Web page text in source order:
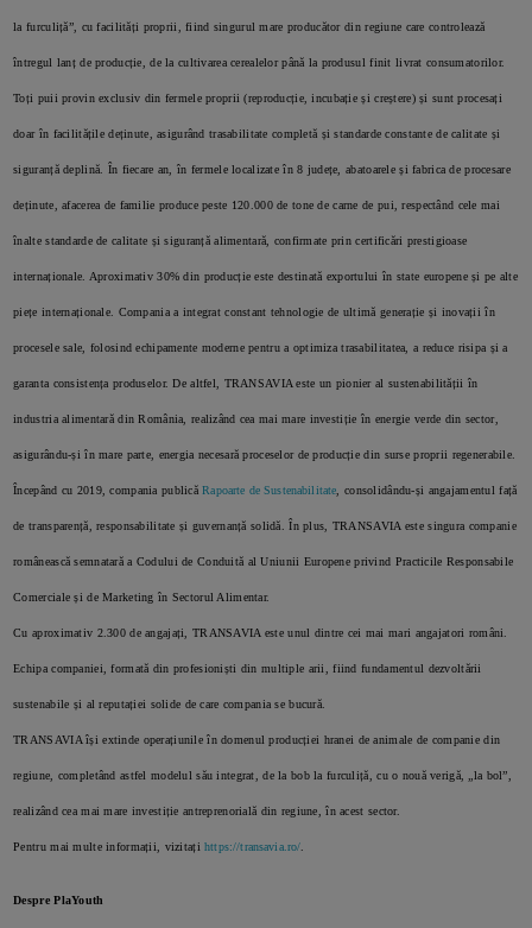
la furculiță”, cu facilități proprii, fiind singurul mare producător din regiune care controlează
întregul lanț de producție, de la cultivarea cerealelor până la produsul finit livrat consumatorilor.
Toți puii provin exclusiv din fermele proprii (reproducție, incubație și creștere) și sunt procesați
doar în facilitățile deținute, asigurând trasabilitate completă și standarde constante de calitate și
siguranță deplină. În fiecare an, în fermele localizate în 8 județe, abatoarele și fabrica de procesare
deținute, afacerea de familie produce peste 120.000 de tone de carne de pui, respectând cele mai
înalte standarde de calitate și siguranță alimentară, confirmate prin certificări prestigioase
internaționale. Aproximativ 30% din producție este destinată exportului în state europene și pe alte
piețe internaționale. Compania a integrat constant tehnologie de ultimă generație și inovații în
procesele sale, folosind echipamente moderne pentru a optimiza trasabilitatea, a reduce risipa și a
garanta consistența produselor. De altfel, TRANSAVIA este un pionier al sustenabilității în
industria alimentară din România, realizând cea mai mare investiție în energie verde din sector,
asigurându-și în mare parte, energia necesară proceselor de producție din surse proprii regenerabile.
Începând cu 2019, compania publicăRapoarte de Sustenabilitate , consolidându-și angajamentul față
de transparență, responsabilitate și guvernanță solidă. În plus, TRANSAVIA este singura companie
românească semnatară a Codului de Conduită al Uniunii Europene privind Practicile Responsabile
Comerciale și de Marketing în Sectorul Alimentar.
Cu aproximativ 2.300 de angajați, TRANSAVIA este unul dintre cei mai mari angajatori români.
Echipa companiei, formată din profesioniști din multiple arii, fiind fundamentul dezvoltării
sustenabile și al reputației solide de care compania se bucură.
TRANSAVIA își extinde operațiunile în domenul producției hranei de animale de companie din
regiune, completând astfel modelul său integrat, de la bob la furculiță, cu o nouă verigă, „la bol”,
realizând cea mai mare investiție antreprenorială din regiune, în acest sector.
Pentru mai multe informații, vizitațihttps://transavia.ro/
Despre PlaYouth